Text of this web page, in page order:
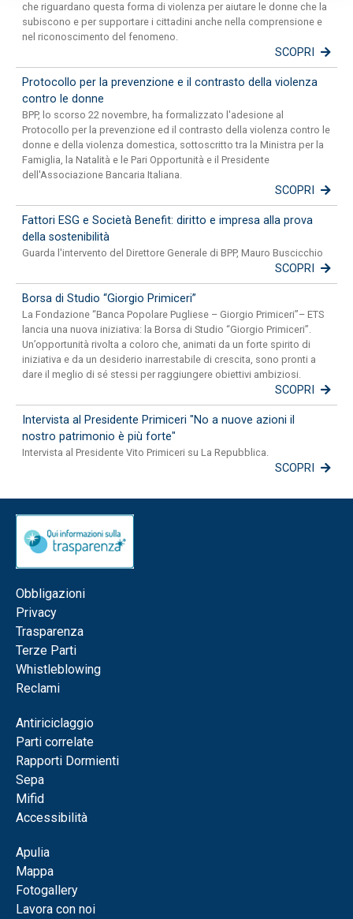
che riguardano questa forma di violenza per aiutare le donne che la
subiscono e per supportare i cittadini anche nella comprensione e
nel riconoscimento del fenomeno.
SCOPRI
Protocollo per la prevenzione e il contrasto della violenza
contro le donne
BPP, lo scorso 22 novembre, ha formalizzato l'adesione al
Protocollo per la prevenzione ed il contrasto della violenza contro le
donne e della violenza domestica, sottoscritto tra la Ministra per la
Famiglia, la Natalità e le Pari Opportunità e il Presidente
dell'Associazione Bancaria Italiana.
SCOPRI
Fattori ESG e Società Benefit: diritto e impresa alla prova
della sostenibilità
Guarda l'intervento del Direttore Generale di BPP, Mauro Buscicchio
SCOPRI
Borsa di Studio “Giorgio Primiceri”
La Fondazione “Banca Popolare Pugliese – Giorgio Primiceri”– ETS
lancia una nuova iniziativa: la Borsa di Studio “Giorgio Primiceri”.
Un’opportunità rivolta a coloro che, animati da un forte spirito di
iniziativa e da un desiderio inarrestabile di crescita, sono pronti a
dare il meglio di sé stessi per raggiungere obiettivi ambiziosi.
SCOPRI
Intervista al Presidente Primiceri "No a nuove azioni il
nostro patrimonio è più forte"
Intervista al Presidente Vito Primiceri su La Repubblica.
SCOPRI
Obbligazioni
Privacy
Trasparenza
Terze Parti
Whistleblowing
Reclami
Antiriciclaggio
Parti correlate
Rapporti Dormienti
Sepa
Mifid
Accessibilità
Apulia
Mappa
Fotogallery
Lavora con noi